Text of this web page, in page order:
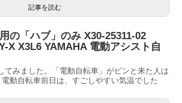
記事を読む
の「ハブ」のみ X30-25311-02
X X3L6 YAMAHA 電動アシスト自
てみました。「電動自転車」がピンと来た人は
動自転車前日は、すごしやすい気温でした